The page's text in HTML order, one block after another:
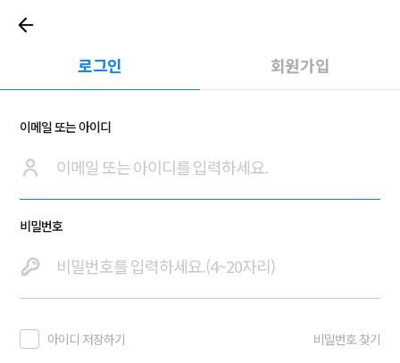
로그인 회원가입
이메일 또는 아이디
비밀번호
아이디 저장하기 비밀번호 찾기